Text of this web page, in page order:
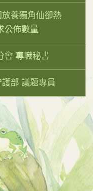
養獨角仙卻熱
公佈數量
會 專職秘書
護部 議題專員